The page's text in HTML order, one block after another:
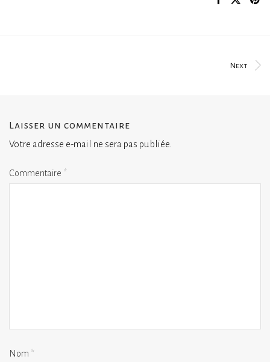
Next
Laisser un commentaire
Votre adresse e-mail ne sera pas publiée.
Commentaire *
Nom *